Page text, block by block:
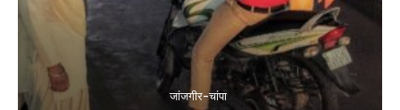
जांजगीर-चांपा